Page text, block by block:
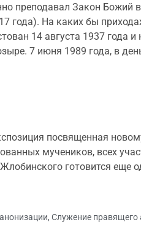
преподавал Закон Божий
На каких бы
14 августа 1937 года
7 июня 1989 года, в
посвященная
мучеников, всех
готовится еще
, Служение правящего